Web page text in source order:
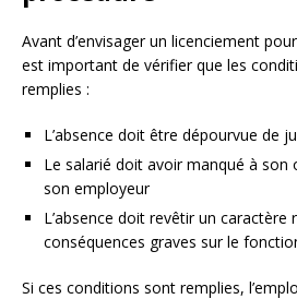
Avant d’envisager un licenciement
est important de vérifier que les
remplies :
L’absence doit être dépourvue de
Le salarié doit avoir manqué à son
son employeur
L’absence doit revêtir un
conséquences graves sur le
Si ces conditions sont remplies,